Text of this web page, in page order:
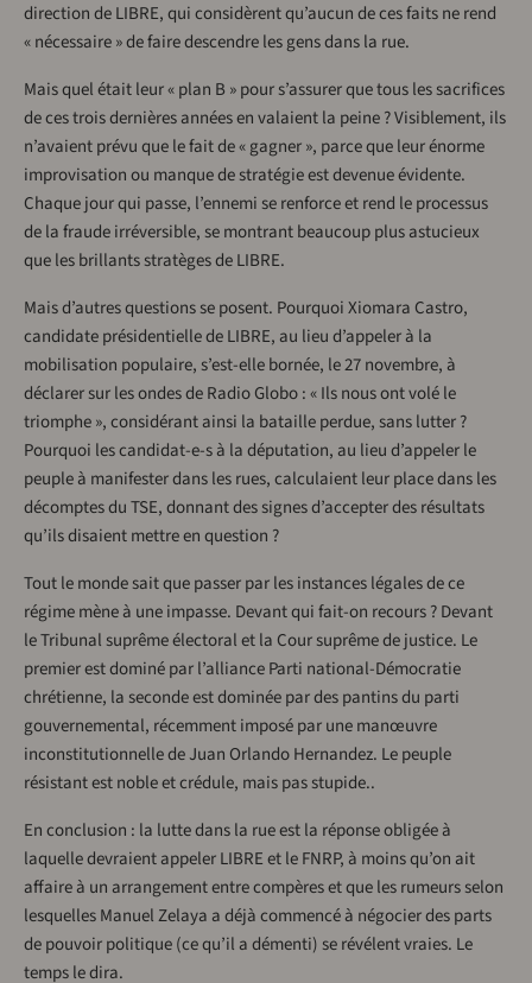
direction de LIBRE, qui considèrent qu’aucun de ces faits ne rend
« nécessaire » de faire descendre les gens dans la rue.
Mais quel était leur « plan B » pour s’assurer que tous les sacrifices
de ces trois dernières années en valaient la peine ? Visiblement, ils
n’avaient prévu que le fait de « gagner », parce que leur énorme
improvisation ou manque de stratégie est devenue évidente.
Chaque jour qui passe, l’ennemi se renforce et rend le processus
de la fraude irréversible, se montrant beaucoup plus astucieux
que les brillants stratèges de LIBRE.
Mais d’autres questions se posent. Pourquoi Xiomara Castro,
candidate présidentielle de LIBRE, au lieu d’appeler à la
mobilisation populaire, s’est-elle bornée, le 27 novembre, à
déclarer sur les ondes de Radio Globo : « Ils nous ont volé le
triomphe », considérant ainsi la bataille perdue, sans lutter ?
Pourquoi les candidat-e-s à la députation, au lieu d’appeler le
peuple à manifester dans les rues, calculaient leur place dans les
décomptes du TSE, donnant des signes d’accepter des résultats
qu’ils disaient mettre en question ?
Tout le monde sait que passer par les instances légales de ce
régime mène à une impasse. Devant qui fait-on recours ? Devant
le Tribunal suprême électoral et la Cour suprême de justice. Le
premier est dominé par l’alliance Parti national-Démocratie
chrétienne, la seconde est dominée par des pantins du parti
gouvernemental, récemment imposé par une manœuvre
inconstitutionnelle de Juan Orlando Hernandez. Le peuple
résistant est noble et crédule, mais pas stupide..
En conclusion : la lutte dans la rue est la réponse obligée à
laquelle devraient appeler LIBRE et le FNRP, à moins qu’on ait
affaire à un arrangement entre compères et que les rumeurs selon
lesquelles Manuel Zelaya a déjà commencé à négocier des parts
de pouvoir politique (ce qu’il a démenti) se révélent vraies. Le
temps le dira.